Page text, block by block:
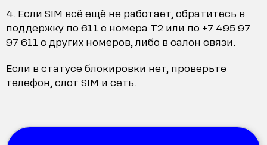
Если SIM всё ещё не работает, обратитесь в
поддержку по 611 с номера T2 или по +7 495 97
97 611 с других номеров, либо в салон связи.
Если в статусе блокировки нет, проверьте
телефон, слот SIM и сеть.